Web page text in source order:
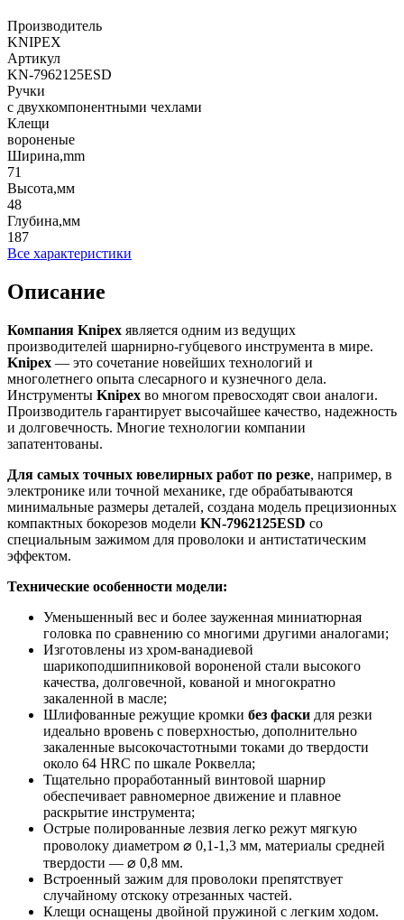
Производитель
KNIPEX
Артикул
KN-7962125ESD
Ручки
с двухкомпонентными чехлами
Клещи
вороненые
Ширина,mm
71
Высота,мм
48
Глубина,мм
187
Все характеристики
Описание
Компания Knipex является одним из ведущих
производителей шарнирно-губцевого инструмента в мире.
Knipex — это сочетание новейших технологий и
многолетнего опыта слесарного и кузнечного дела.
Инструменты Knipex во многом превосходят свои аналоги.
Производитель гарантирует высочайшее качество, надежность
и долговечность. Многие технологии компании
запатентованы.
Для самых точных ювелирных работ по резке, например, в
электронике или точной механике, где обрабатываются
минимальные размеры деталей, создана модель прецизионных
компактных бокорезов модели KN-7962125ESD со
специальным зажимом для проволоки и антистатическим
эффектом.
Технические особенности модели:
Уменьшенный вес и более зауженная миниатюрная
головка по сравнению со многими другими аналогами;
Изготовлены из хром-ванадиевой
шарикоподшипниковой вороненой стали высокого
качества, долговечной, кованой и многократно
закаленной в масле;
Шлифованные режущие кромки без фаски для резки
идеально вровень с поверхностью, дополнительно
закаленные высокочастотными токами до твердости
около 64 HRC по шкале Роквелла;
Тщательно проработанный винтовой шарнир
обеспечивает равномерное движение и плавное
раскрытие инструмента;
Острые полированные лезвия легко режут мягкую
проволоку диаметром ⌀ 0,1-1,3 мм, материалы средней
твердости — ⌀ 0,8 мм.
Встроенный зажим для проволоки препятствует
случайному отскоку отрезанных частей.
Клещи оснащены двойной пружиной с легким ходом.